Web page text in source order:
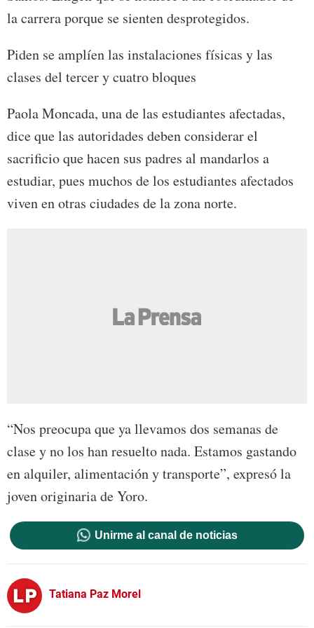
la carrera porque se sienten desprotegidos.
Piden se amplíen las instalaciones físicas y las
clases del tercer y cuatro bloques
Paola Moncada, una de las estudiantes afectadas,
dice que las autoridades deben considerar el
sacrificio que hacen sus padres al mandarlos a
estudiar, pues muchos de los estudiantes afectados
viven en otras ciudades de la zona norte.
“Nos preocupa que ya llevamos dos semanas de
clase y no los han resuelto nada. Estamos gastando
en alquiler, alimentación y transporte”, expresó la
joven originaria de Yoro.
Unirme al canal de noticias
Tatiana Paz Morel